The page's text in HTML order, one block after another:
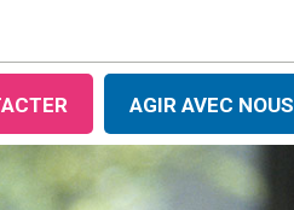
AGIR AVEC NOUS